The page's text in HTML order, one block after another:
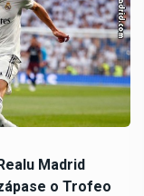
Madrid
o Trofeo